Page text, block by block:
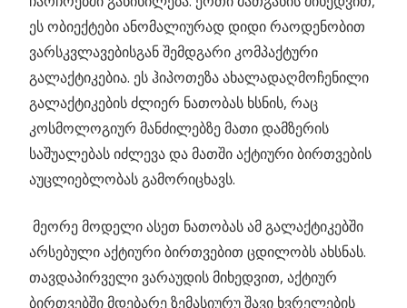
ეს ობიექტები ანომალიურად დიდი რაოდენობით
ვარსკვლავებისგან შემდგარი კომპაქტური
გალაქტიკებია. ეს ჰიპოთეზა ახალადაღმოჩენილი
გალაქტიკების ძლიერ ნათობას ხსნის, რაც
კოსმოლოგიურ მანძილებზე მათი დამზერის
საშუალებას იძლევა და მათში აქტიური ბირთვების
აუცლიებლობას გამორიცხავს.
მეორე მოდელი ასეთ ნათობას ამ გალაქტიკებში
არსებული აქტიური ბირთვებით ცდილობს ახსნას.
თავდაპირველი ვარაუდის მიხედვით, აქტიურ
ბირთვებში მდებარე ზემასიურუ შავი ხვრელების